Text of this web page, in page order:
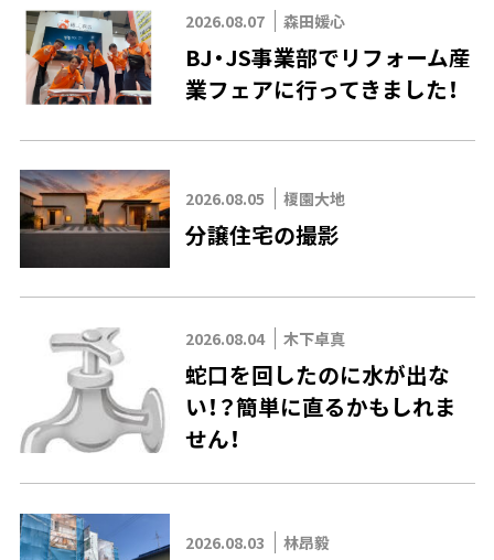
2026.08.07 森田媛心
BJ・JS事業部でリフォーム産
業フェアに行ってきました！
2026.08.05 榎園大地
分譲住宅の撮影
2026.08.04 木下卓真
蛇口を回したのに水が出な
い！？簡単に直るかもしれま
せん！
2026.08.03 林昂毅